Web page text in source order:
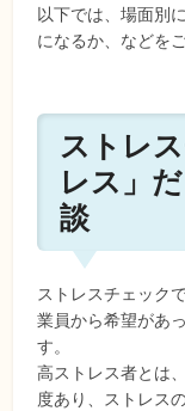
以下では、場面別
になるか、などを
ストレ
レス」
談
ストレスチェック
業員から希望があ
す。
高ストレス者とは
度あり、ストレス